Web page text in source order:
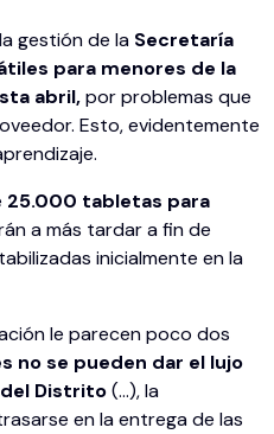
gestión de la Secretaría
para menores de la
abril,por problemas que
Esto, evidentemente
25.000 tabletas para
a más tardar a fin de
inicialmente en la
le parecen poco dos
no se pueden dar el lujo
Distrito(…), la
en la entrega de las